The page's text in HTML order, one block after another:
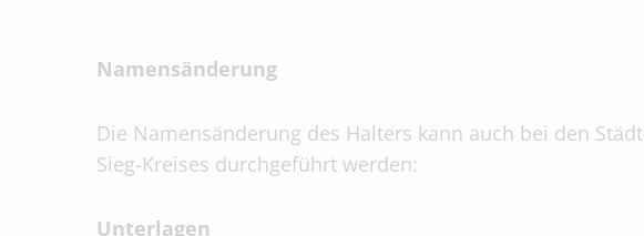
Namensänderung
Die Namensänderung des Halters kann auch bei den
Sieg-Kreises durchgeführt werden:
Unterlagen